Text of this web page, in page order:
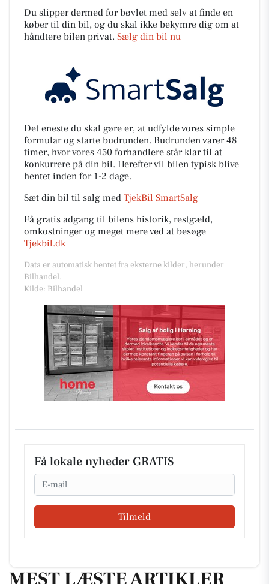
Du slipper dermed for bøvlet med selv at finde en
køber til din bil, og du skal ikke bekymre dig om at
håndtere bilen privat. Sælg din bil nu
Det eneste du skal gøre er, at udfylde vores simple
formular og starte budrunden. Budrunden varer 48
timer, hvor vores 450 forhandlere står klar til at
konkurrere på din bil. Herefter vil bilen typisk blive
hentet inden for 1-2 dage.
Sæt din bil til salg med TjekBil SmartSalg
Få gratis adgang til bilens historik, restgæld,
omkostninger og meget mere ved at besøge
Tjekbil.dk
Data er automatisk hentet fra eksterne kilder, herunder
Bilhandel.
Kilde: Bilhandel
Få lokale nyheder GRATIS
Email
Tilmeld
MEST LÆSTE ARTIKLER